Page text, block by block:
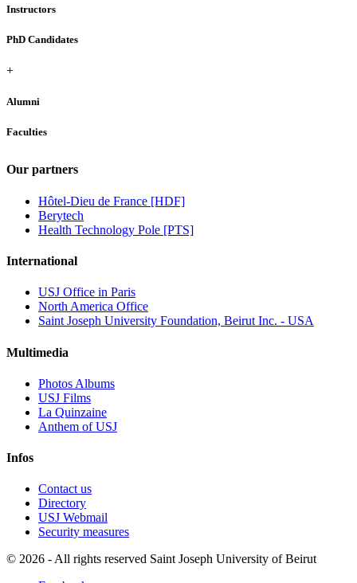
Instructors
PhD Candidates
+
Alumni
Faculties
Our partners
Hôtel-Dieu de France [HDF]
Berytech
Health Technology Pole [PTS]
International
USJ Office in Paris
North America Office
Saint Joseph University Foundation, Beirut Inc. - USA
Multimedia
Photos Albums
USJ Films
La Quinzaine
Anthem of USJ
Infos
Contact us
Directory
USJ Webmail
Security measures
© 2026 - All rights reserved Saint Joseph University of Beirut